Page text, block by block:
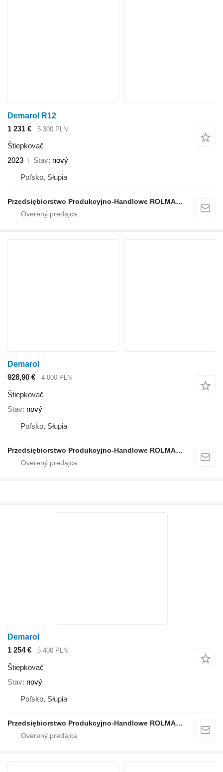
Demarol R12
1 231 €
5 300 PLN
Štiepkovač
2023
Stav nový
Poľsko, Słupia
Przedsiębiorstwo Produkcyjno-Handlowe ROLMAPOL Marcin Dziekan
Demarol
928,90 €
4 000 PLN
Štiepkovač
Stav nový
Poľsko, Słupia
Przedsiębiorstwo Produkcyjno-Handlowe ROLMAPOL Marcin Dziekan
Demarol
1 254 €
5 400 PLN
Štiepkovač
Stav nový
Poľsko, Słupia
Przedsiębiorstwo Produkcyjno-Handlowe ROLMAPOL Marcin Dziekan